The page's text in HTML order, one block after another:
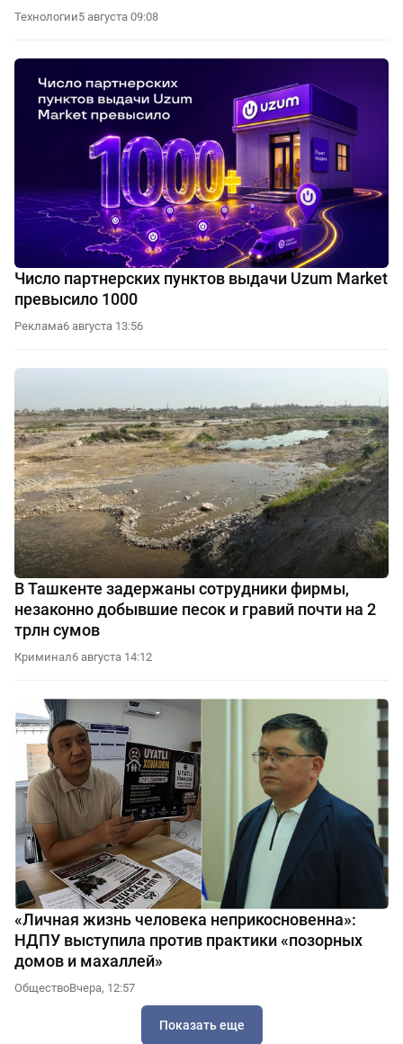
Технологии5 августа 09:08
Число партнерских пунктов выдачи Uzum Market
превысило 1000
Реклама6 августа 13:56
В Ташкенте задержаны сотрудники фирмы,
незаконно добывшие песок и гравий почти на 2
трлн сумов
Криминал6 августа 14:12
«Личная жизнь человека неприкосновенна»:
НДПУ выступила против практики «позорных
домов и махаллей»
ОбществоВчера, 12:57
Показать еще